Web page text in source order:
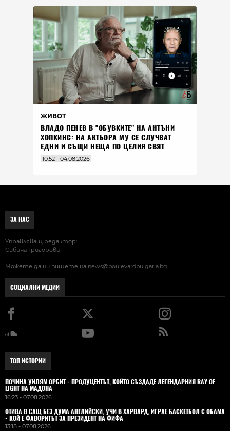
ЖИВОТ
ВЛАДO ПЕНЕВ В "ОБУВКИТЕ" НА АНТЪНИ
ХОПКИНС: НА АКТЬОРА МУ СЕ СЛУЧВАТ
ЕДНИ И СЪЩИ НЕЩА ПО ЦЕЛИЯ СВЯТ
10:52 - 04.08.2026
ЗА НАС
Управляващ редактор:
Сибина Григорова
Можете да ни пишете на news@boulevardbulgaria.bg
СОЦИАЛНИ МЕДИИ
ТОП ИСТОРИИ
ПОЧИНА УИЛЯМ ОРБИТ - ПРОДУЦЕНТЪТ, КОЙТО СЪЗДАДЕ ЛЕГЕНДАРНИЯ RAY OF
LIGHT НА МАДОНА
16:23 - 07.08.2026
ОТИВА В САЩ БЕЗ ДУМА АНГЛИЙСКИ, УЧИ В ХАРВАРД, ИГРАЕ БАСКЕТБОЛ С ОБАМА
- КОЙ Е ФАВОРИТЪТ ЗА ПРЕЗИДЕНТ НА ФИФА
13:18 - 07.08.2026